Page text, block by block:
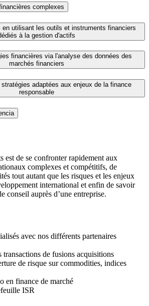
complexes
en utilisant les outils et instruments financiers
à la gestion d'actifs
financières via l'analyse des données des
marchés financiers
adaptées aux enjeux de la finance
responsable
est de se confronter rapidement aux
complexes et compétitifs, de
tout autant que les risques et les enjeux
international et enfin de savoir
conseil auprès d’une entreprise.
avec nos différents partenaires
transactions de fusions acquisitions
de risque sur commodities, indices
en finance de marché
ISR